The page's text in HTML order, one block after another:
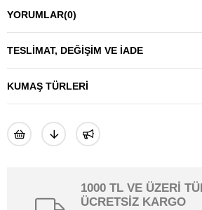
YORUMLAR(0)
TESLIMAT, DEĞIŞIM VE İADE
KUMAŞ TÜRLERI
1000 TL VE ÜZERİ
ÜCRETSİZ KARGO